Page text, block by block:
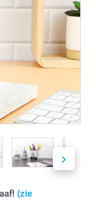
(zie